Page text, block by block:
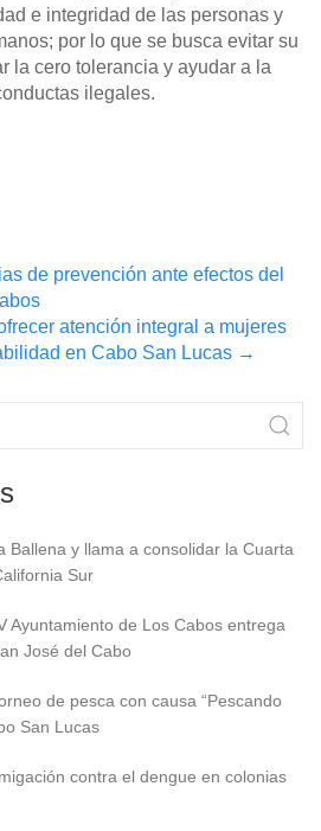
e integridad de las personas y
por lo que se busca evitar su
la cero tolerancia y ayudar a la
ilegales.
de prevención ante efectos del
atención integral a mujeres
en Cabo San Lucas →
Ballena y llama a consolidar la Cuarta
Sur
Ayuntamiento de Los Cabos entrega
José del Cabo
de pesca con causa “Pescando
San Lucas
contra el dengue en colonias